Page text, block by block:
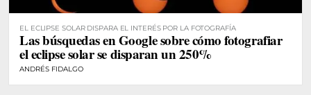
EL ECLIPSE SOLAR DISPARA EL INTERÉS POR LA FOTOGRAFÍA
Las búsquedas en Google sobre cómo fotografiar
el eclipse solar se disparan un 250%
ANDRÉS FIDALGO